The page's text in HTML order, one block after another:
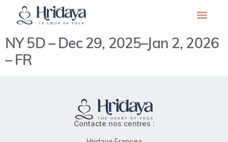
NY 5D – Dec 29, 2025–Jan 2, 2026
– FR
Contacte nos centres :